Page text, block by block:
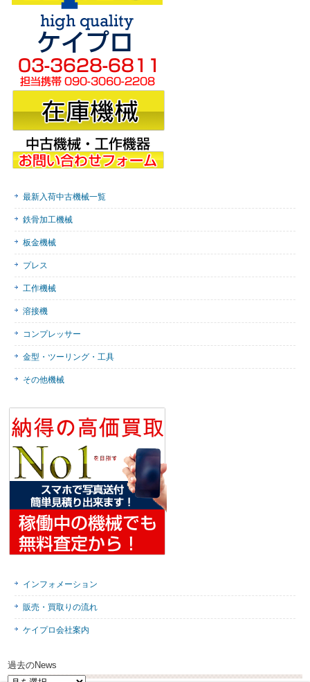
最新入荷中古機械一覧
鉄骨加工機械
板金機械
プレス
工作機械
溶接機
コンプレッサー
金型・ツーリング・工具
その他機械
インフォメーション
販売・買取りの流れ
ケイプロ会社案内
過去のNews